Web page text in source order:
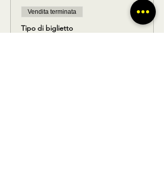
Vendita terminata
Tipo di biglietto